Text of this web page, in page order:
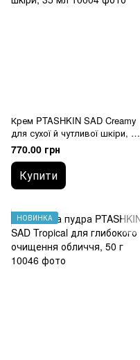
Крем PTASHKIN SAD Creamy
для сухої й чутливої шкіри, 35
мл
770.00 грн
Купити
НОВИНКА